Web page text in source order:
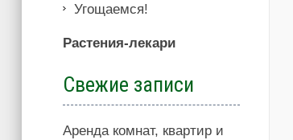
Угощаемся!
Растения-лекари
Свежие записи
Аренда комнат, квартир и